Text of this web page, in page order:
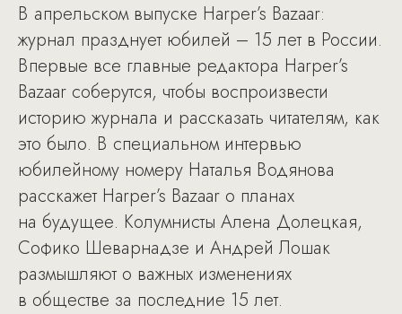
В апрельском выпуске Harper’s Bazaar:
журнал празднует юбилей – 15 лет в России.
Впервые все главные редактора Harper’s
Bazaar соберутся, чтобы воспроизвести
историю журнала и рассказать читателям, как
это было. В специальном интервью
юбилейному номеру Наталья Водянова
расскажет Harper’s Bazaar о планах
на будущее. Колумнисты Алена Долецкая,
Софико Шеварнадзе и Андрей Лошак
размышляют о важных изменениях
в обществе за последние 15 лет.